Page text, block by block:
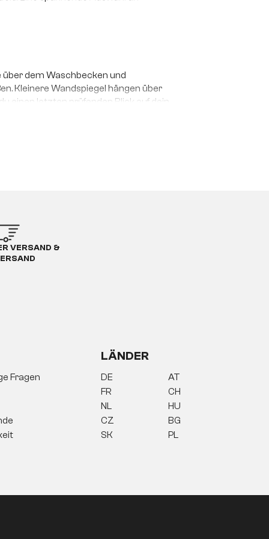
über dem Waschbecken und
Kleinere Wandspiegel hängen über
einen letzten prüfenden Blick auf dein
oder Bambus als Spiegelrahmen
haben Standspiegel daher
kannst du bei diesen Modellen
ihren Standort leicht verändern kannst.
VERSAND &
Fragen
LÄNDER
DE
FR
NL
CZ
SK
AT
CH
HU
BG
PL